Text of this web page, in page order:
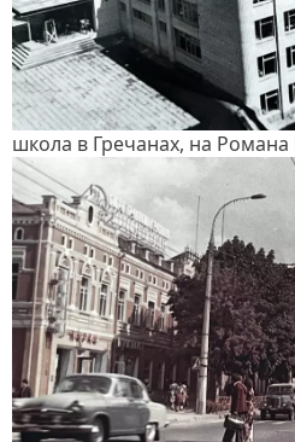
школа в Гречанах, на